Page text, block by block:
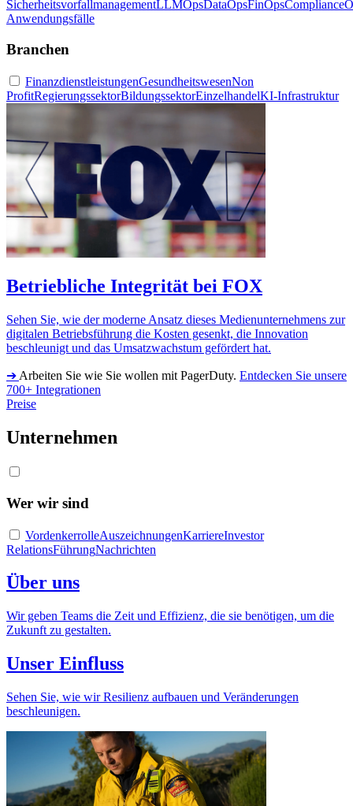
SicherheitsvorfallmanagementLLMOpsDataOpsFinOps
Anwendungsfälle
Branchen
FinanzdienstleistungenGesundheitswesenNon
ProfitRegierungssektorBildungssektorEinzelhandelKI-Infrastruktur
Betriebliche Integrität bei FOX
Sehen Sie, wie der moderne Ansatz dieses Medienunternehmens zur
digitalen Betriebsführung die Kosten gesenkt, die Innovation
beschleunigt und das Umsatzwachstum gefördert hat.
➔ Arbeiten Sie wie Sie wollen mit PagerDuty. Entdecken Sie unsere
700+ Integrationen
Preise
Unternehmen
Wer wir sind
VordenkerrolleAuszeichnungenKarriereInvestor
RelationsFührungNachrichten
Über uns
Wir geben Teams die Zeit und Effizienz, die sie benötigen, um die
Zukunft zu gestalten.
Unser Einfluss
Sehen Sie, wie wir Resilienz aufbauen und Veränderungen
beschleunigen.